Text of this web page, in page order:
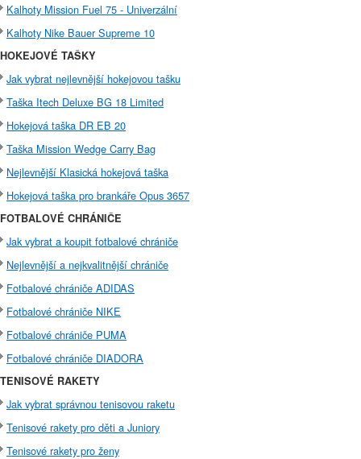
Kalhoty Mission Fuel 75 - Univerzální
Kalhoty Nike Bauer Supreme 10
HOKEJOVÉ TAŠKY
Jak vybrat nejlevnější hokejovou tašku
Taška Itech Deluxe BG 18 Limited
Hokejová taška DR EB 20
Taška Mission Wedge Carry Bag
Nejlevnější Klasická hokejová taška
Hokejová taška pro brankáře Opus 3657
FOTBALOVÉ CHRÁNIČE
Jak vybrat a koupit fotbalové chrániče
Nejlevnější a nejkvalitnější chrániče
Fotbalové chrániče ADIDAS
Fotbalové chrániče NIKE
Fotbalové chrániče PUMA
Fotbalové chrániče DIADORA
TENISOVÉ RAKETY
Jak vybrat správnou tenisovou raketu
Tenisové rakety pro děti a Juniory
Tenisové rakety pro ženy